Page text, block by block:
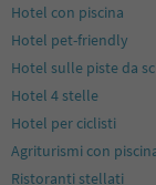
11
12
13
14
16
17
18
Hotel con piscina
Hotel pet-friendly
Hotel sulle piste da
Hotel 4 stelle
Hotel per ciclisti
Agriturismi con
Ristoranti stellati